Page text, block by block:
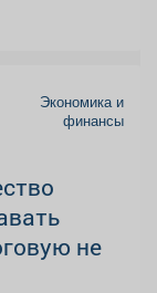
Экономика и
финансы
не